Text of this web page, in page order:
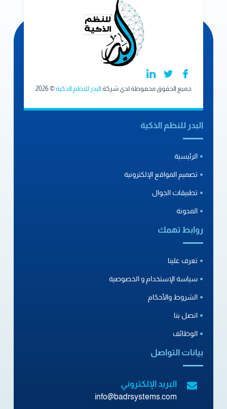
جميع الحقوق محفوظة لدي شركة البدر للنظم الذكية© 2026
البدر للنظم الذكية
الرئيسية
تصميم المواقع الإلكترونية
تطبيقات الجوال
المدونة
روابط تهمك
تعرف علينا
سياسة الإستخدام و الخصوصية
الشروط والأحكام
اتصل بنا
الوظائف
بيانات التواصل
البريد الإلكتروني
info@badrsystems.com